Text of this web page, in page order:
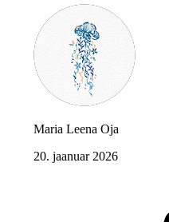
Maria Leena Oja
20. jaanuar 2026